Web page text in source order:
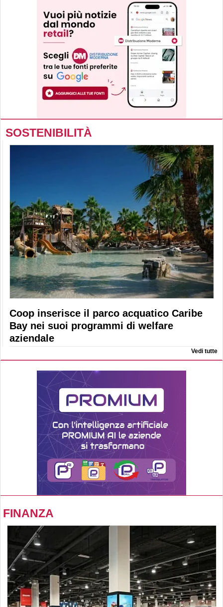
SOSTENIBILITÀ
Coop inserisce il parco acquatico Caribe
Bay nei suoi programmi di welfare
aziendale
Vedi tutte
FINANZA